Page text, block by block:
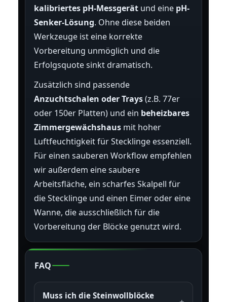
kalibriertes pH-Messgerätund eine pH-
Senker-Lösung. Ohne diese beiden
Werkzeuge ist eine korrekte
Vorbereitung unmöglich und die
Erfolgsquote sinkt dramatisch.
Zusätzlich sind passende
Anzuchtschalen oder Trays(z.B. 77er
oder 150er Platten) und ein beheizbares
Zimmergewächshausmit hoher
Luftfeuchtigkeit für Stecklinge essenziell.
Für einen sauberen Workflow empfehlen
wir außerdem eine saubere
Arbeitsfläche, ein scharfes Skalpell für
die Stecklinge und einen Eimer oder eine
Wanne, die ausschließlich für die
Vorbereitung der Blöcke genutzt wird.
FAQ
Muss ich die Steinwollblöcke